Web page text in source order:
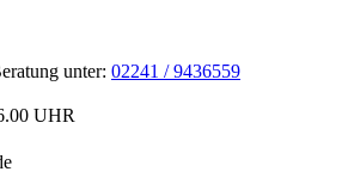
unter: 02241 / 9436559
UHR